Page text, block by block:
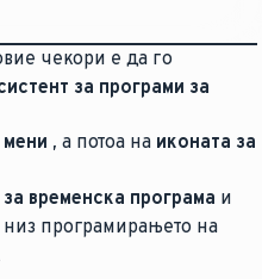
чекори е да го
за програми за
мени , а потоа на иконата за
временска програма и
програмирањето на